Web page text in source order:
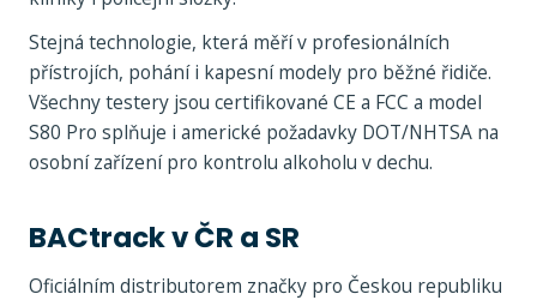
Stejná technologie, která měří v profesionálních
přístrojích, pohání i kapesní modely pro běžné řidiče.
Všechny testery jsou certifikované CE a FCC a model
S80 Pro splňuje i americké požadavky DOT/NHTSA na
osobní zařízení pro kontrolu alkoholu v dechu.
BACtrack v ČR a SR
Oficiálním distributorem značky pro Českou republiku